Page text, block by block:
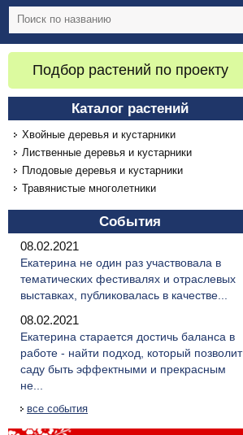
Подбор растений по проекту
Каталог растений
Хвойные деревья и кустарники
Лиственные деревья и кустарники
Плодовые деревья и кустарники
Травянистые многолетники
События
08.02.2021
Екатерина не один раз участвовала в
тематических фестивалях и отраслевых
выставках, публиковалась в качестве...
08.02.2021
Екатерина старается достичь баланса в
работе - найти подход, который позволит
саду быть эффектными и прекрасным
не...
все события